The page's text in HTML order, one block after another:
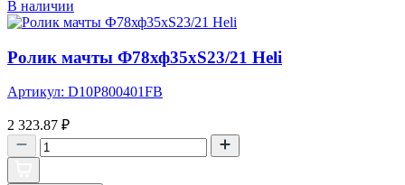
В наличии
Ролик мачты Ф78хф35хS23/21 Heli
Артикул: D10P800401FB
2 323.87 ₽